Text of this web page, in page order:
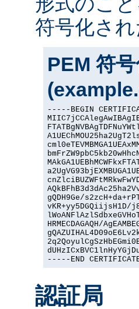
符号化さ
PEM 符
-----BEGIN
gQDH9Ge/
vKR+yy5DGQiijsH1D/
HRMECDAGAQH/
-----END
認証局